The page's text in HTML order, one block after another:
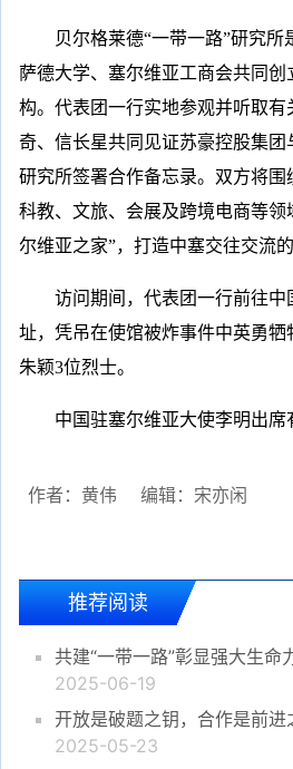
贝尔格莱德“一带一路”研究
萨德大学、塞尔维亚工商会共同
构。代表团一行实地参观并听取有
奇、信长星共同见证苏豪控股集团
研究所签署合作备忘录。双方将围
科教、文旅、会展及跨境电商等领
尔维亚之家”，打造中塞交往交流
访问期间，代表团一行前往中
址，凭吊在使馆被炸事件中英勇牺
朱颖3位烈士。
中国驻塞尔维亚大使李明出席
作者：黄伟 编辑：宋亦闲
推荐阅读
共建“一带一路”彰显强大生命
2025-06-19
开放是破题之钥，合作是前进
2025-05-23